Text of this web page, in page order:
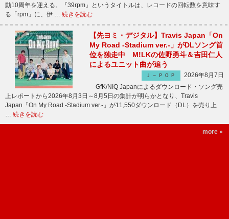
動10周年を迎える。『39rpm』というタイトルは、レコードの回転数を意味す
る「rpm」に、伊 … 続きを読む
【先ヨミ・デジタル】Travis Japan「On
My Road -Stadium ver.-」がDLソング首
位を独走中 M!LKの佐野勇斗＆吉田仁人
によるユニット曲が追う
Ｊ－ＰＯＰ
2026年8月7日
GfK/NIQ Japanによるダウンロード・ソング売
上レポートから2026年8月3日～8月5日の集計が明らかとなり、Travis
Japan「On My Road -Stadium ver.-」が11,550ダウンロード（DL）を売り上
… 続きを読む
more »